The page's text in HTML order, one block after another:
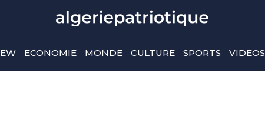
ECONOMIE MONDE CULTURE SPORTS VIDEOS